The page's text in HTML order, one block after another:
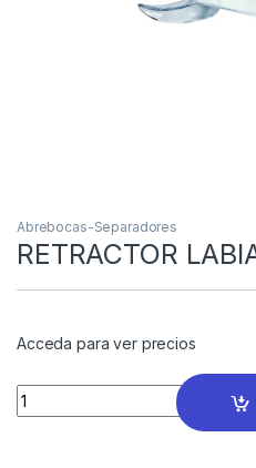
Abrebocas-Separadores
RETRACTOR
Acceda para ver precios
Quantity